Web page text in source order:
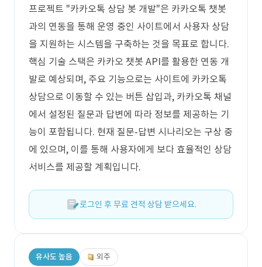
프로젝트 "카카오톡 상담 봇 개발"은 카카오톡 챗봇
과의 연동을 통해 운영 중인 사이트에서 사용자 상담
을 지원하는 시스템을 구축하는 것을 목표로 합니다.
핵심 기술 스택은 카카오 챗봇 API를 활용한 연동 개
발로 예상되며, 주요 기능으로는 사이트에 카카오톡
상담으로 이동할 수 있는 버튼 삽입과, 카카오톡 채널
에서 설정된 질문과 답변에 따라 정보를 제공하는 기
능이 포함됩니다. 현재 질문-답변 시나리오는 구상 중
에 있으며, 이를 통해 사용자에게 보다 효율적인 상담
서비스를 제공할 계획입니다.
로그인 후 무료 견적 상담 받으세요.
유사도 높음 외주